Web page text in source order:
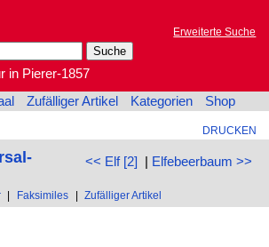
Erweiterte Suche
in Pierer-1857
Zufälliger Artikel Kategorien Shop
DRUCKEN
<< Elf [2] | Elfebeerbaum >>
Faksimiles Zufälliger Artikel